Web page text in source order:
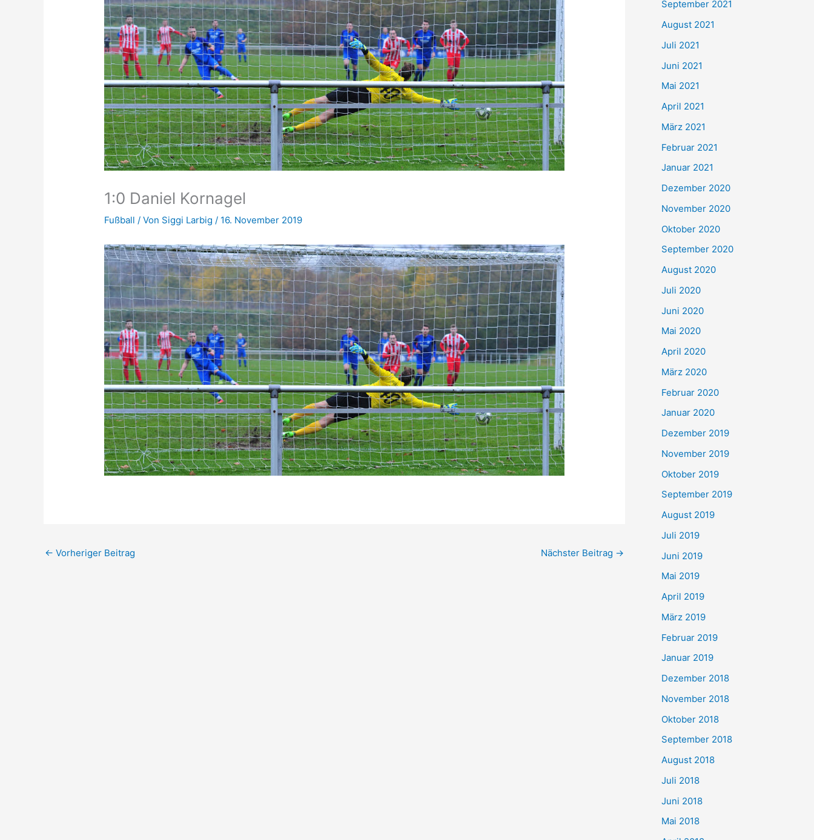
1:0 Daniel Kornagel
Fußball / Von Siggi Larbig/ 16. November 2019
← Vorheriger Beitrag Nächster Beitrag →
h
:
September 2021
August 2021
Juli 2021
Juni 2021
Mai 2021
April 2021
März 2021
Februar 2021
Januar 2021
Dezember 2020
November 2020
Oktober 2020
September 2020
August 2020
Juli 2020
Juni 2020
Mai 2020
April 2020
März 2020
Februar 2020
Januar 2020
Dezember 2019
November 2019
Oktober 2019
September 2019
August 2019
Juli 2019
Juni 2019
Mai 2019
April 2019
März 2019
Februar 2019
Januar 2019
Dezember 2018
November 2018
Oktober 2018
September 2018
August 2018
Juli 2018
Juni 2018
Mai 2018